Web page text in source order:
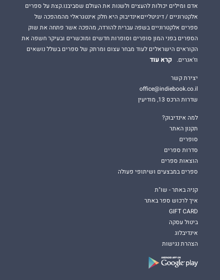
אדם ומילים יכולות להעצים ולשנות את העולם שסביבנו.קצת על ספרים
אלקטרוניים / דיגיטלייםאינדיבוק היא חלק אינטגראלי מהמהפכה של
ספרים אלקטרוניים בשפה עברית להורדה, מהפכה אשר פתחה את שוק
הספרים בפני המון סופרים וסופרות חדשים ומוכשרים ובעיקר חשפה את
הקוראים הישראלים לעוד מבחר עצום ומרתק של ספרים בשלל נושאים
וז'אנרים.
קרא עוד
יצירת קשר
office@indiebook.co.il
שדרות הרכס 13, מודיעין
למה אינדיבוק?
תקנון האתר
סופרים
סדרות ספרים
הוצאות ספרים
ספרים במבצעים ושיתופי פעולה
קניה באתר - שו"ת
איך לרכוש ספר באתר
GIFT CARD
ביטול עסקה
אינדיבלוג
הצהרת נגישות